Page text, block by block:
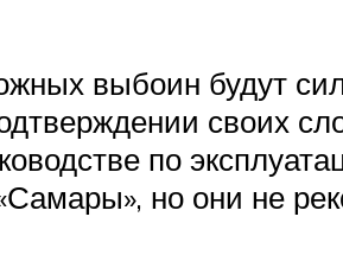
выбоин будут
своих
по
но они не